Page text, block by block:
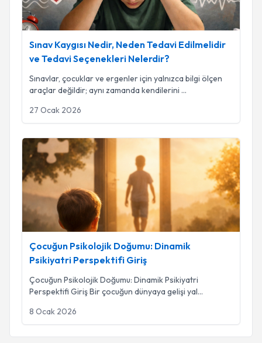
Sınav Kaygısı Nedir, Neden Tedavi Edilmelidir
ve Tedavi Seçenekleri Nelerdir?
Sınavlar, çocuklar ve ergenler için yalnızca bilgi ölçen
araçlar değildir; aynı zamanda kendilerini ...
27 Ocak 2026
Çocuğun Psikolojik Doğumu: Dinamik Psikiyatri Perspektifi
Çocuğun Psikolojik Doğumu: Dinamik
Psikiyatri Perspektifi Giriş
Çocuğun Psikolojik Doğumu: Dinamik Psikiyatri
Perspektifi Giriş Bir çocuğun dünyaya gelişi yal...
8 Ocak 2026